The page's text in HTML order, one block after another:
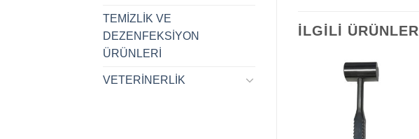
TEMİZLİK VE
DEZENFEKSİYON
ÜRÜNLERİ
VETERİNERLİK
İLGILI ÜRÜNLER